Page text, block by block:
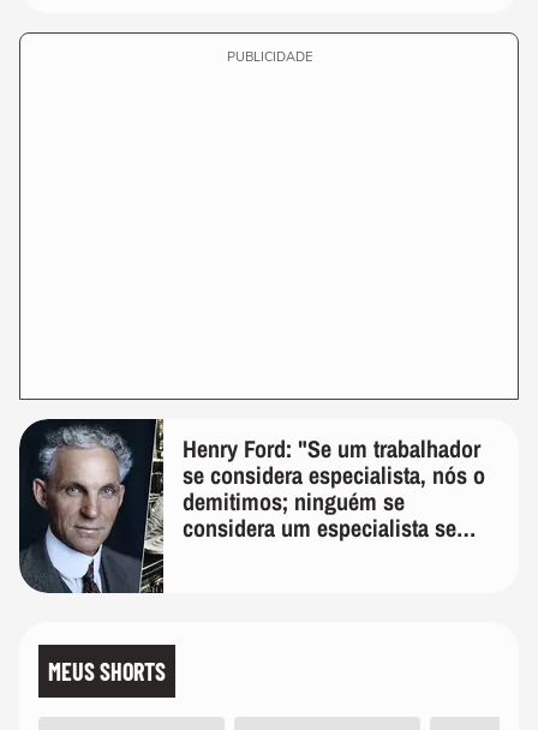
PUBLICIDADE
Henry Ford: "Se um trabalhador
se considera especialista, nós o
demitimos; ninguém se
considera um especialista se
MEUS SHORTS